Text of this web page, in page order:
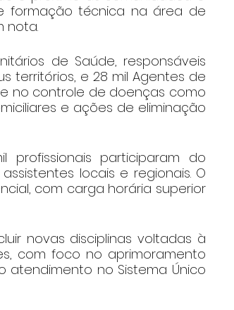
formação técnica na área de
nota.
de Saúde, responsáveis
territórios, e 28 mil Agentes de
no controle de doenças como
e ações de eliminação
profissionais participaram do
locais e regionais. O
com carga horária superior
novas disciplinas voltadas à
com foco no aprimoramento
no Sistema Único